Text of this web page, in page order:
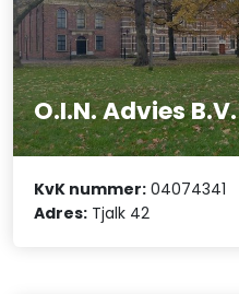
O.I.N. Advies B.V.
KvK nummer: 04074341
Adres: Tjalk 42